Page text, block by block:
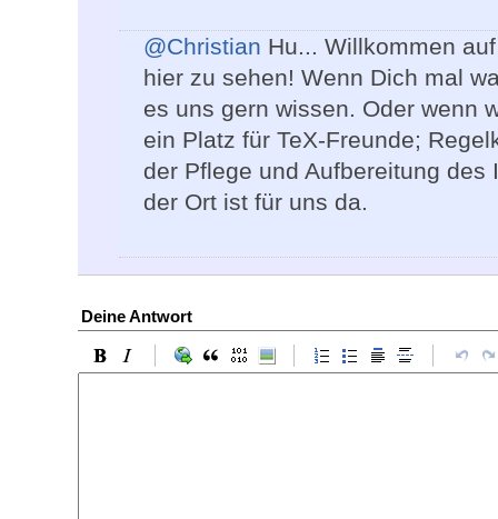
@Christian Hu... Willkommen
hier zu sehen! Wenn Dich mal
es uns gern wissen. Oder wenn
ein Platz für TeX-Freunde;
der Pflege und Aufbereitung
der Ort ist für uns da.
Deine Antwort